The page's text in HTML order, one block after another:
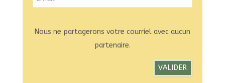
Nous ne partagerons votre courriel avec aucun
partenaire.